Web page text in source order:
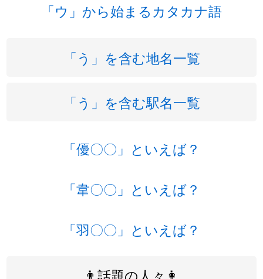
「ウ」から始まるカタカナ語
「う」を含む地名一覧
「う」を含む駅名一覧
「優〇〇」といえば？
「韋〇〇」といえば？
「羽〇〇」といえば？